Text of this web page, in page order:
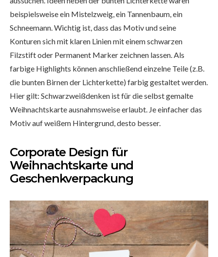
beispielsweise ein Mistelzweig, ein Tannenbaum, ein
Schneemann. Wichtig ist, dass das Motiv und seine
Konturen sich mit klaren Linien mit einem schwarzen
Filzstift oder Permanent Marker zeichnen lassen. Als
farbige Highlights können anschließend einzelne Teile (z.B.
die bunten Birnen der Lichterkette) farbig gestaltet werden.
Hier gilt: Schwarzweißdenken ist für die selbst gemalte
Weihnachtskarte ausnahmsweise erlaubt. Je einfacher das
Motiv auf weißem Hintergrund, desto besser.
Corporate Design für
Weihnachtskarte und
Geschenkverpackung